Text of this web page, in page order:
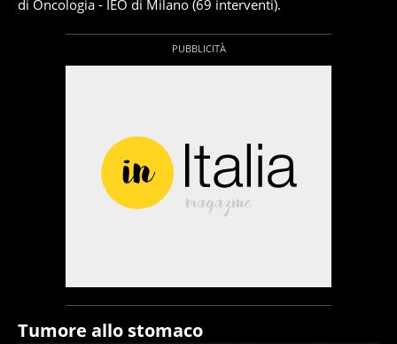
di Oncologia - IEO di Milano (69 interventi).
Tumore allo stomaco